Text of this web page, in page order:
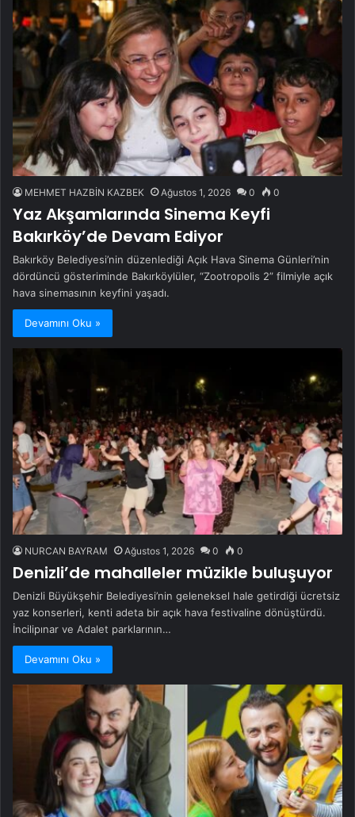
MEHMET HAZBİN KAZBEK Ağustos 1, 2026 0 0
Yaz Akşamlarında Sinema Keyfi
Bakırköy’de Devam Ediyor
Bakırköy Belediyesi’nin düzenlediği Açık Hava Sinema Günleri’nin
dördüncü gösteriminde Bakırköylüler, “Zootropolis 2” filmiyle açık
hava sinemasının keyfini yaşadı.
Devamını Oku »
NURCAN BAYRAM Ağustos 1, 2026 0 0
Denizli’de mahalleler müzikle buluşuyor
Denizli Büyükşehir Belediyesi’nin geleneksel hale getirdiği ücretsiz
yaz konserleri, kenti adeta bir açık hava festivaline dönüştürdü.
İncilipınar ve Adalet parklarının…
Devamını Oku »